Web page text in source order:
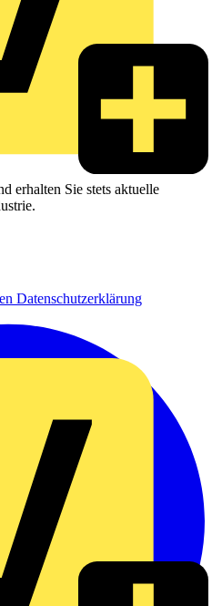
erhalten Sie stets aktuelle
Datenschutzerklärung